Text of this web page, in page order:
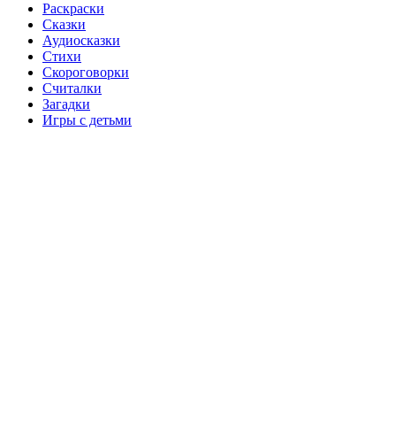
Раскраски
Сказки
Аудиосказки
Стихи
Скороговорки
Считалки
Загадки
Игры с детьми